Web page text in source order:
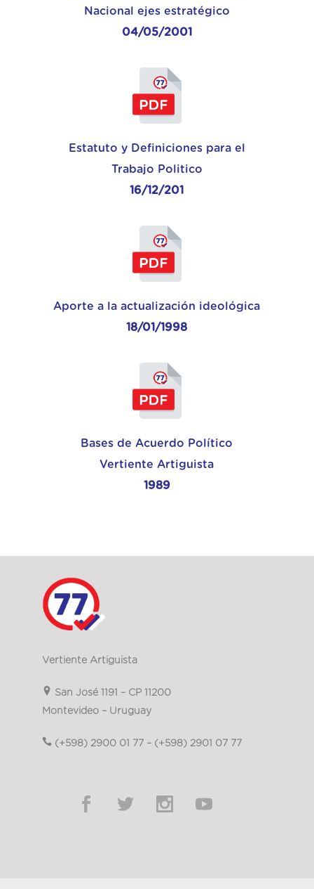
Nacional ejes estratégico
04/05/2001
Estatuto y Definiciones para el
Trabajo Politico
16/12/201
Aporte a la actualización ideológica
18/01/1998
Bases de Acuerdo Político
Vertiente Artiguista
1989
Vertiente Artiguista
San José 1191 – CP 11200
Montevideo – Uruguay
(+598) 2900 01 77 – (+598) 2901 07 77